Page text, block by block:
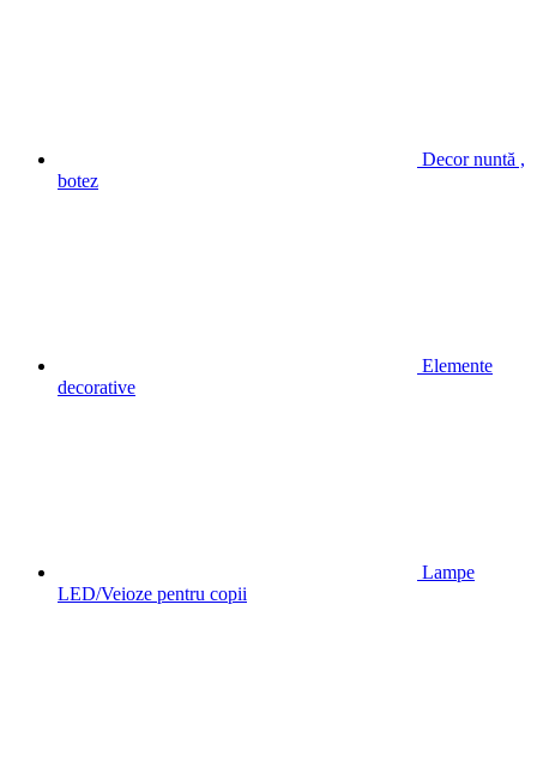
Decor nuntă ,
botez
Elemente
decorative
Lampe
LED/Veioze pentru copii